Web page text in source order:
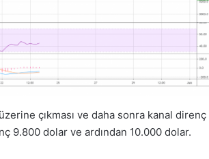
çıkması ve daha sonra kanal direnç
9.800 dolar ve ardından 10.000 dolar.